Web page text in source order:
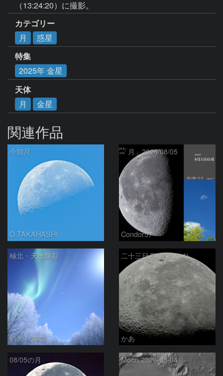
（13:24:20）に撮影。
カテゴリー
月
惑星
特集
2025年 金星
天体
月
金星
関連作品
今朝月
O.TAKAHASHI
「月」2026/08/05
Condor57
極北・天地輝彩
駒沢 満晴
二十三日月(月齢21.4)
かあ
08/05の月 Moon 2026-08-04